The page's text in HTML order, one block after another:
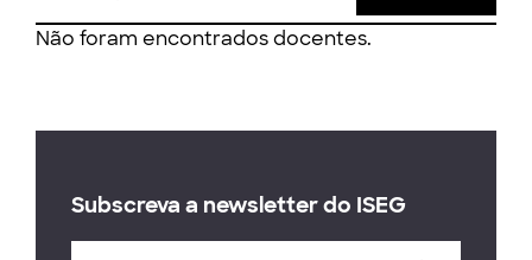
Não foram encontrados docentes.
Subscreva a newsletter do ISEG